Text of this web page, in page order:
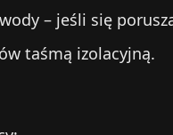
– jeśli się
taśmą izolacyjną.